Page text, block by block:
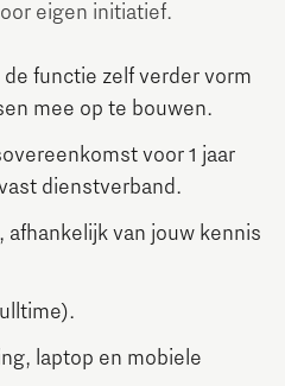
eigen initiatief.
functie zelf verder vorm
mee op te bouwen.
voor 1 jaar
dienstverband.
afhankelijk van jouw kennis
laptop en mobiele